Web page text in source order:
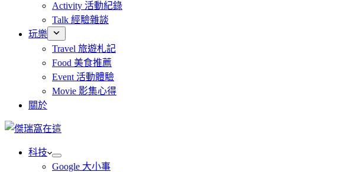
Activity 活動紀錄
Talk 經驗雜談
玩樂
Travel 旅遊札記
Food 美食推薦
Event 活動體驗
Movie 影集心得
關於
科技
Google 大小事